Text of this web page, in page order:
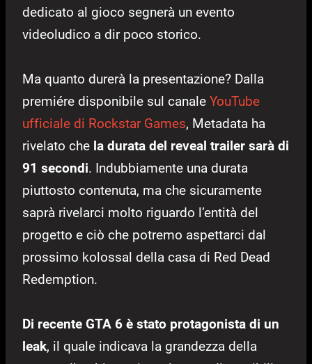
dedicato al gioco segnerà un evento
videoludico a dir poco storico.
Ma quanto durerà la presentazione? Dalla
premiére disponibile sul canale YouTube
ufficiale di Rockstar Games, Metadata ha
rivelato che la durata del reveal trailer sarà di
91 secondi. Indubbiamente una durata
piuttosto contenuta, ma che sicuramente
saprà rivelarci molto riguardo l’entità del
progetto e ciò che potremo aspettarci dal
prossimo kolossal della casa di Red Dead
Redemption.
Di recente GTA 6 è stato protagonista di un
leak, il quale indicava la grandezza della